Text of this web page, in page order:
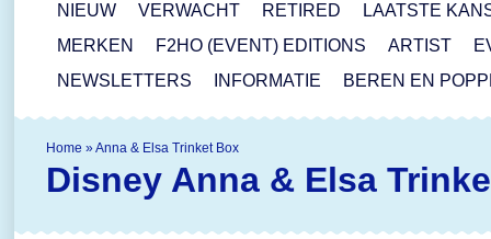
NIEUW
VERWACHT RETIRED
LAATSTE
MERKEN
F2HO (EVENT) EDITIONS ARTIST
NEWSLETTERS
INFORMATIE BEREN EN
Home »Anna & Elsa Trinket Box
Disney Anna & Elsa